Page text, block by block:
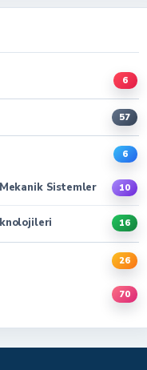
6
57
6
Sistemler 10
16
26
70